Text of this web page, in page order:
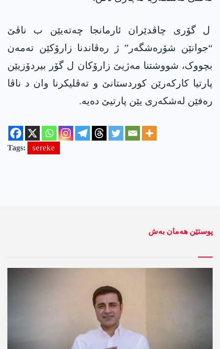
ل گۆری چاڤدێران ئارمانجا چەتەیێن ب ناڤێ
“جوانێن شۆرەشگەر” ژ رەڤاندنا زارۆکێن تەمەن
بچووک، شووشتنا مەژیێ زارۆکان ل گۆر بیردۆزیێن
پارتیا کارکەرێن کوردستانێ و تەڤلیکرنا وان د ناڤا
رەفێن لەشکەری یێن پارتیێ دەیە.
Tags: sereke
پوستێن ھەمان بەش